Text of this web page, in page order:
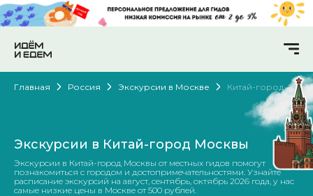
Главная Россия Экскурсии в Москве Китай-город
Экскурсии в Китай-город Москвы
Экскурсии в Китай-город Москвы от местных гидов помогут
познакомиться с городом и достопримечательностями. Узнайте
расписание экскурсий на август, сентябрь, октябрь 2026 года, у нас
самые низкие цены в Москве от 500 рублей.